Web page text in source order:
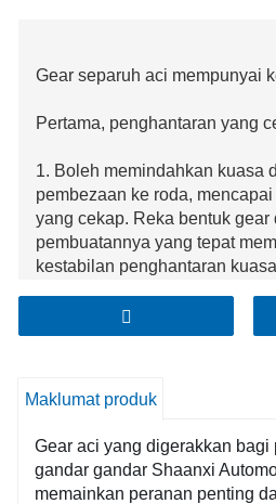
Gear separuh aci mempunyai
Pertama, penghantaran yang
1. Boleh memindahkan kuasa
pembezaan ke roda,
yang cekap. Reka bentuk gear
pembuatannya yang tepat
kestabilan penghantaran
2. Boleh menahan tork dan
mendaki atau memandu
Kedua, kebolehpercayaan
Tiga, mudah dipasang
Maklumat produk
Gear aci yang digerakkan bagi
gandar gandar Shaanxi
memainkan peranan penting